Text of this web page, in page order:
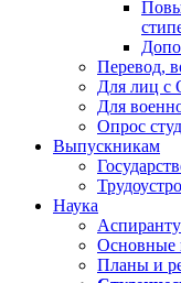
Перевод,
Для лиц с
Для
Опрос
Выпускникам
Наука
Основные
Планы и